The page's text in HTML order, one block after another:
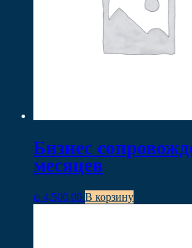
Бизнес
месяцев
₪ 4,500.00 В корзину